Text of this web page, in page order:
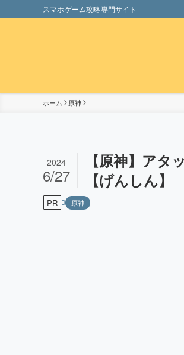
スマホゲーム攻略専門サイト
ホーム 原神
【原神】ア
【げんしん】
2024
6/27
PR 原神